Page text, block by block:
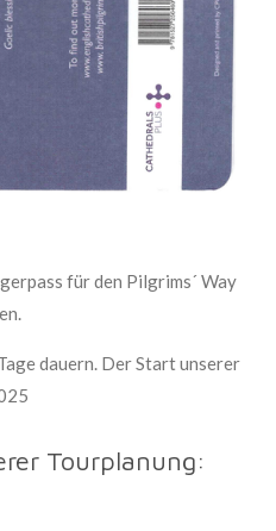
für den Pilgrims´ Way
dauern. Der Start unserer
Tourplanung: